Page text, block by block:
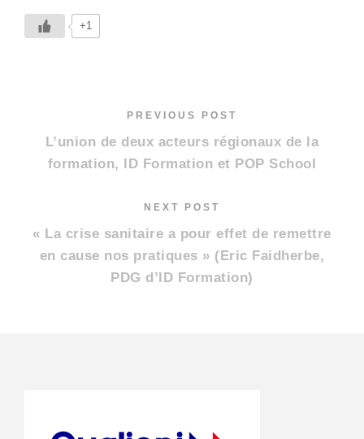
+1
PREVIOUS POST
L’union de deux acteurs régionaux de la
formation, ID Formation et POP School
NEXT POST
« La crise sanitaire a pour effet de remettre
en cause nos pratiques » (Eric Faidherbe,
PDG d’ID Formation)